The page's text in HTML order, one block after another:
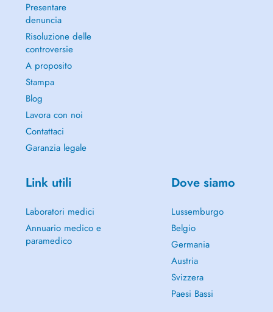
Presentare
denuncia
Risoluzione delle
controversie
A proposito
Stampa
Blog
Lavora con noi
Contattaci
Garanzia legale
Link utili
Laboratori medici
Annuario medico e
paramedico
Dove siamo
Lussemburgo
Belgio
Germania
Austria
Svizzera
Paesi Bassi